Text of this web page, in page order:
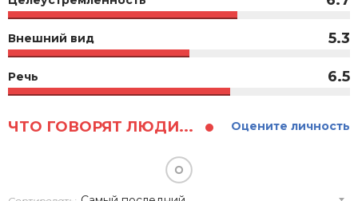
Внешний вид 5.3
Речь 6.5
ЧТО ГОВОРЯТ ЛЮДИ... Оцените личность